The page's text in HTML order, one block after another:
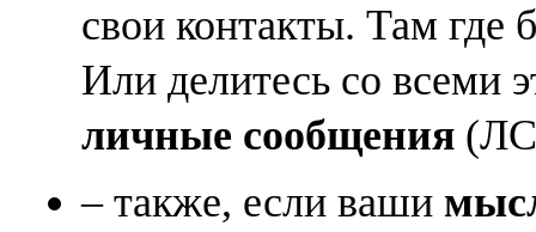
свои контакты. Там где
Или делитесь со всеми
личные сообщения
– также, если ваши